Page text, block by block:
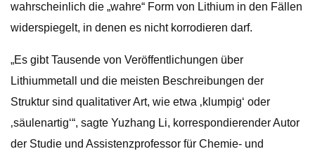
wahrscheinlich die „wahre“ Form von Lithium in den Fällen
widerspiegelt, in denen es nicht korrodieren darf.
„Es gibt Tausende von Veröffentlichungen über
Lithiummetall und die meisten Beschreibungen der
Struktur sind qualitativer Art, wie etwa ‚klumpig‘ oder
‚säulenartig‘“, sagte Yuzhang Li, korrespondierender Autor
der Studie und Assistenzprofessor für Chemie- und